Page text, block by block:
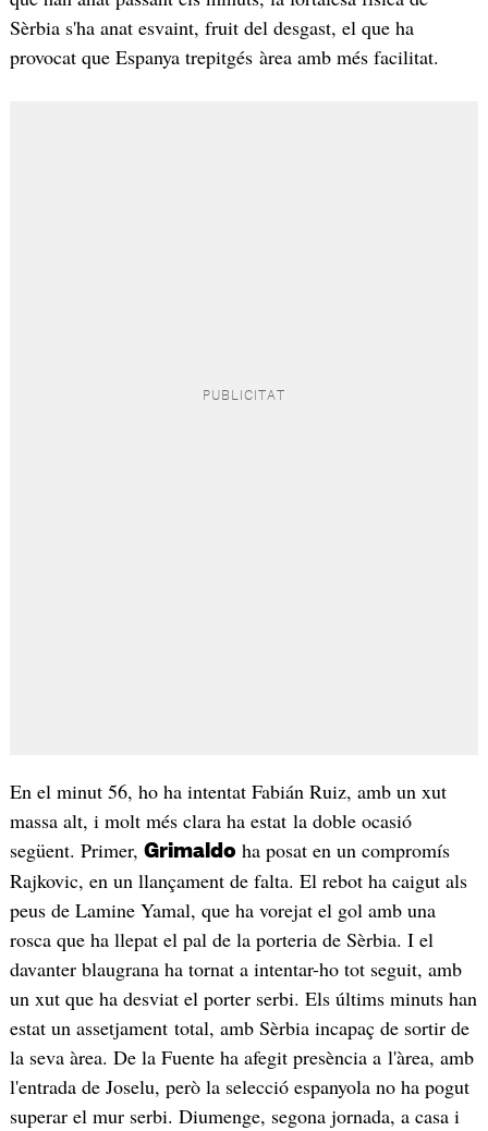
Sèrbia s'ha anat esvaint, fruit del desgast, el que ha
provocat que Espanya trepitgés àrea amb més facilitat.
En el minut 56, ho ha intentat Fabián Ruiz, amb un xut
massa alt, i molt més clara ha estat la doble ocasió
següent. Primer, Grimaldo ha posat en un compromís
Rajkovic, en un llançament de falta. El rebot ha caigut als
peus de Lamine Yamal, que ha vorejat el gol amb una
rosca que ha llepat el pal de la porteria de Sèrbia. I el
davanter blaugrana ha tornat a intentar-ho tot seguit, amb
un xut que ha desviat el porter serbi. Els últims minuts han
estat un assetjament total, amb Sèrbia incapaç de sortir de
la seva àrea. De la Fuente ha afegit presència a l'àrea, amb
l'entrada de Joselu, però la selecció espanyola no ha pogut
superar el mur serbi. Diumenge, segona jornada, a casa i